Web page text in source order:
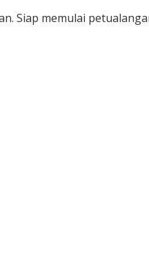
Siap memulai